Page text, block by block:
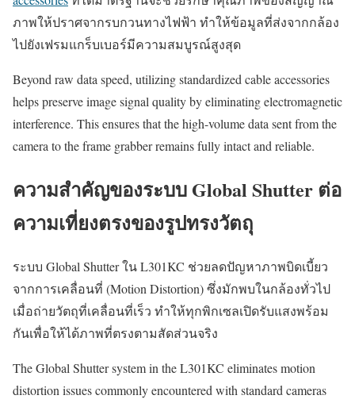
ภาพให้ปราศจากรบกวนทางไฟฟ้า ทำให้ข้อมูลที่ส่งจากกล้อง
ไปยังเฟรมแกร็บเบอร์มีความสมบูรณ์สูงสุด
Beyond raw data speed, utilizing standardized cable accessories
helps preserve image signal quality by eliminating electromagnetic
interference. This ensures that the high-volume data sent from the
camera to the frame grabber remains fully intact and reliable.
ความสำคัญของระบบ Global Shutter ต่อ
ความเที่ยงตรงของรูปทรงวัตถุ
ระบบ Global Shutter ใน L301KC ช่วยลดปัญหาภาพบิดเบี้ยว
จากการเคลื่อนที่ (Motion Distortion) ซึ่งมักพบในกล้องทั่วไป
เมื่อถ่ายวัตถุที่เคลื่อนที่เร็ว ทำให้ทุกพิกเซลเปิดรับแสงพร้อม
กันเพื่อให้ได้ภาพที่ตรงตามสัดส่วนจริง
The Global Shutter system in the L301KC eliminates motion
distortion issues commonly encountered with standard cameras